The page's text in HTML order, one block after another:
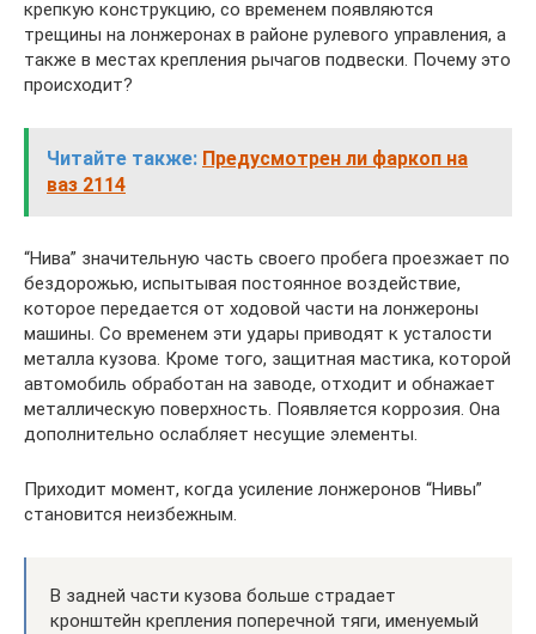
крепкую конструкцию, со временем появляются
трещины на лонжеронах в районе рулевого управления, а
также в местах крепления рычагов подвески. Почему это
происходит?
Читайте также: Предусмотрен ли фаркоп на
ваз 2114
“Нива” значительную часть своего пробега проезжает по
бездорожью, испытывая постоянное воздействие,
которое передается от ходовой части на лонжероны
машины. Со временем эти удары приводят к усталости
металла кузова. Кроме того, защитная мастика, которой
автомобиль обработан на заводе, отходит и обнажает
металлическую поверхность. Появляется коррозия. Она
дополнительно ослабляет несущие элементы.
Приходит момент, когда усиление лонжеронов “Нивы”
становится неизбежным.
В задней части кузова больше страдает
кронштейн крепления поперечной тяги, именуемый